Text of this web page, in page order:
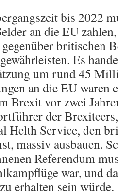
bis 2022
an die EU
britischen
Es
um rund 45
an die EU waren
Brexit vor zwei
der
Helth Service, den
massiv ausbauen.
Referendum
war, und
erhalten sein würde.